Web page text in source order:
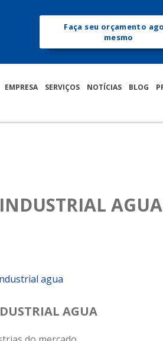
Faça seu orçamento
mesmo
EMPRESA SERVIÇOS NOTÍCIAS BLOG
AGUA
AGUA